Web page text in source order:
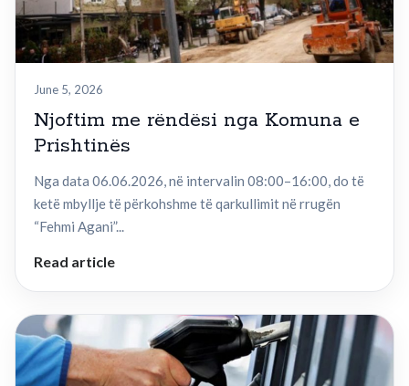
June 5, 2026
Njoftim me rëndësi nga Komuna e
Prishtinës
Nga data 06.06.2026, në intervalin 08:00–16:00, do të
ketë mbyllje të përkohshme të qarkullimit në rrugën
“Fehmi Agani”...
Read article